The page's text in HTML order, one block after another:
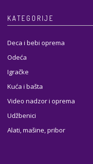
KATEGORIJE
Deca i bebi oprema
Odeća
Igračke
Kuća i bašta
Video nadzor i oprema
Udžbenici
Alati, mašine, pribor